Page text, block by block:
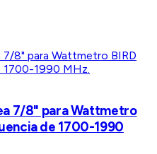
7/8" para Wattmetro
de 1700-1990